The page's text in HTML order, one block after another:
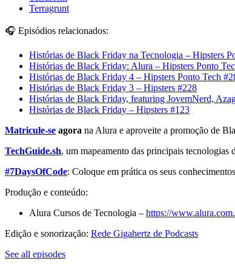
Terragrunt
🎧 Episódios relacionados:
Histórias de Black Friday na Tecnologia – Hipsters
Histórias de Black Friday: Alura – Hipsters Ponto
Histórias de Black Friday 4 – Hipsters Ponto Tech
Histórias de Black Friday 3 – Hipsters #228
Histórias de Black Friday, featuring JovemNerd,
Histórias de Black Friday – Hipsters #123
Matricule-se agora na Alura e aproveite a promoção de
TechGuide.sh, um mapeamento das principais tecnologias
#7DaysOfCode: Coloque em prática os seus
Produção e conteúdo:
Alura Cursos de Tecnologia – https://
Edição e sonorização: Rede Gigahertz de Podcasts
See all episodes